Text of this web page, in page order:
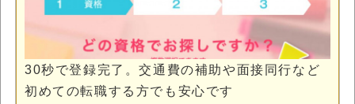
30秒で登録完了。交通費の補助や面接同行など
初めての転職する方でも安心です